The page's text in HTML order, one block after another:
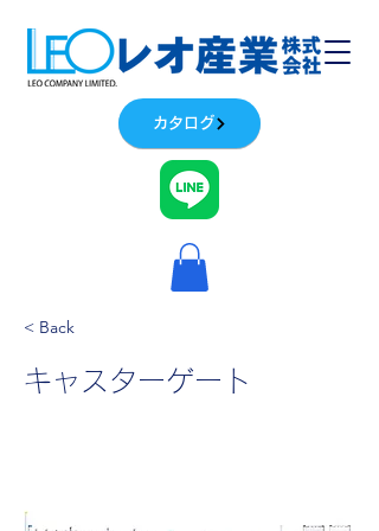
カタログ
< Back
キャスターゲート